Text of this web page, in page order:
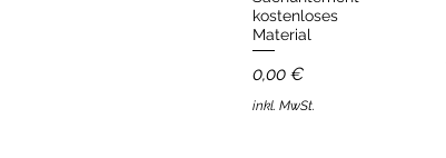
kostenloses
Material
Preis
0,00 €
inkl. MwSt.